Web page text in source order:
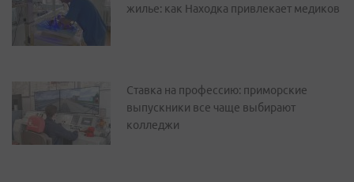
жилье: как Находка привлекает медиков
Ставка на профессию: приморские
выпускники все чаще выбирают
колледжи